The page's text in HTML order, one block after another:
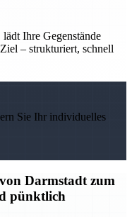
Ihre Gegenstände
– strukturiert, schnell
Sie Ihr individuelles
Darmstadt zum
pünktlich